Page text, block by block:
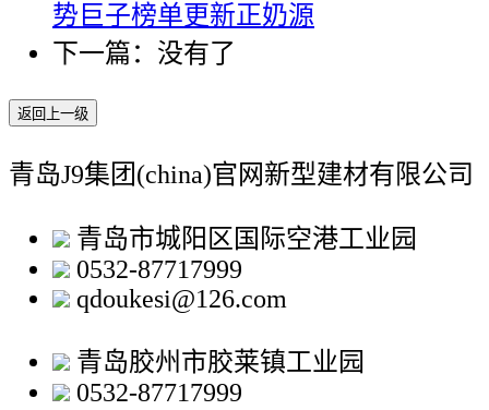
势巨子榜单更新正奶源
下一篇：没有了
返回上一级
青岛J9集团(china)官网新型建材有限公司
青岛市城阳区国际空港工业园
0532-87717999
qdoukesi@126.com
青岛胶州市胶莱镇工业园
0532-87717999